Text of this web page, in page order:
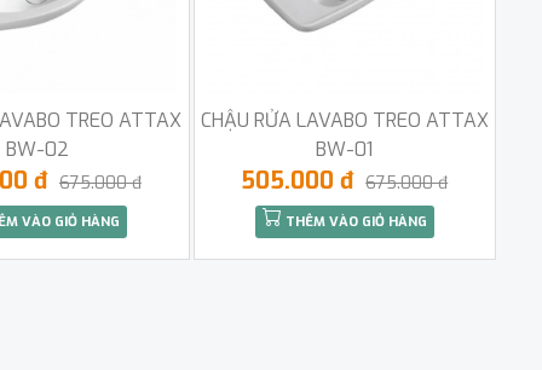
TREO ATTAX
BW-02
đ 675.000 đ
VÀO GIỎ HÀNG
CHẬU RỬA LAVABO TREO ATTAX
BW-01
505.000 đ 675.000 đ
THÊM VÀO GIỎ HÀNG